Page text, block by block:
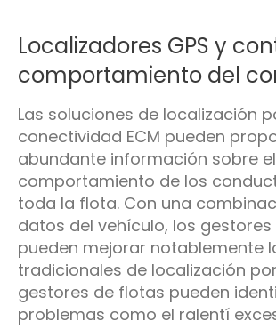
Localizadores GPS y
comportamiento del
Las soluciones de localización
conectividad ECM pueden
abundante información sobre el
comportamiento de los
toda la flota. Con una
datos del vehículo, los
pueden mejorar notablemente
tradicionales de localización por
gestores de flotas pueden
problemas como el ralentí